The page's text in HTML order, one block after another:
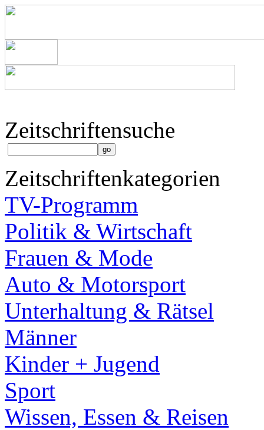
Zeitschriftensuche
Zeitschriftenkategorien
TV-Programm
Politik & Wirtschaft
Frauen & Mode
Auto & Motorsport
Unterhaltung & Rätsel
Männer
Kinder + Jugend
Sport
Wissen, Essen & Reisen